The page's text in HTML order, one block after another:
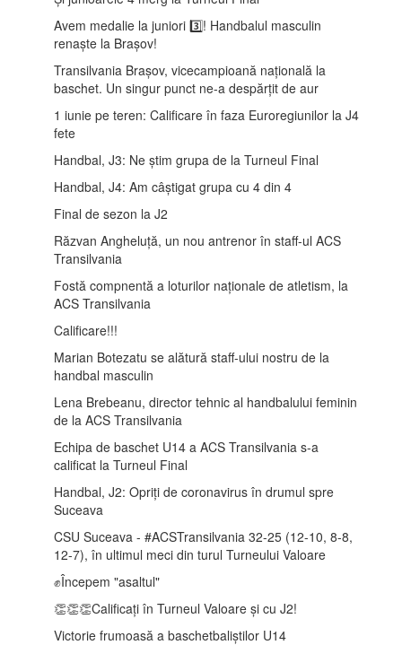
Avem medalie la juniori 3️⃣! Handbalul masculin
renaște la Brașov!
Transilvania Brașov, vicecampioană națională la
baschet. Un singur punct ne-a despărțit de aur
1 iunie pe teren: Calificare în faza Euroregiunilor la J4
fete
Handbal, J3: Ne știm grupa de la Turneul Final
Handbal, J4: Am câștigat grupa cu 4 din 4
Final de sezon la J2
Răzvan Angheluță, un nou antrenor în staff-ul ACS
Transilvania
Fostă compnentă a loturilor naționale de atletism, la
ACS Transilvania
Calificare!!!
Marian Botezatu se alătură staff-ului nostru de la
handbal masculin
Lena Brebeanu, director tehnic al handbalului feminin
de la ACS Transilvania
Echipa de baschet U14 a ACS Transilvania s-a
calificat la Turneul Final
Handbal, J2: Opriți de coronavirus în drumul spre
Suceava
CSU Suceava - #ACSTransilvania 32-25 (12-10, 8-8,
12-7), în ultimul meci din turul Turneului Valoare
✊Începem "asaltul"
👏👏👏Calificați în Turneul Valoare și cu J2!
Victorie frumoasă a baschetbaliștilor U14